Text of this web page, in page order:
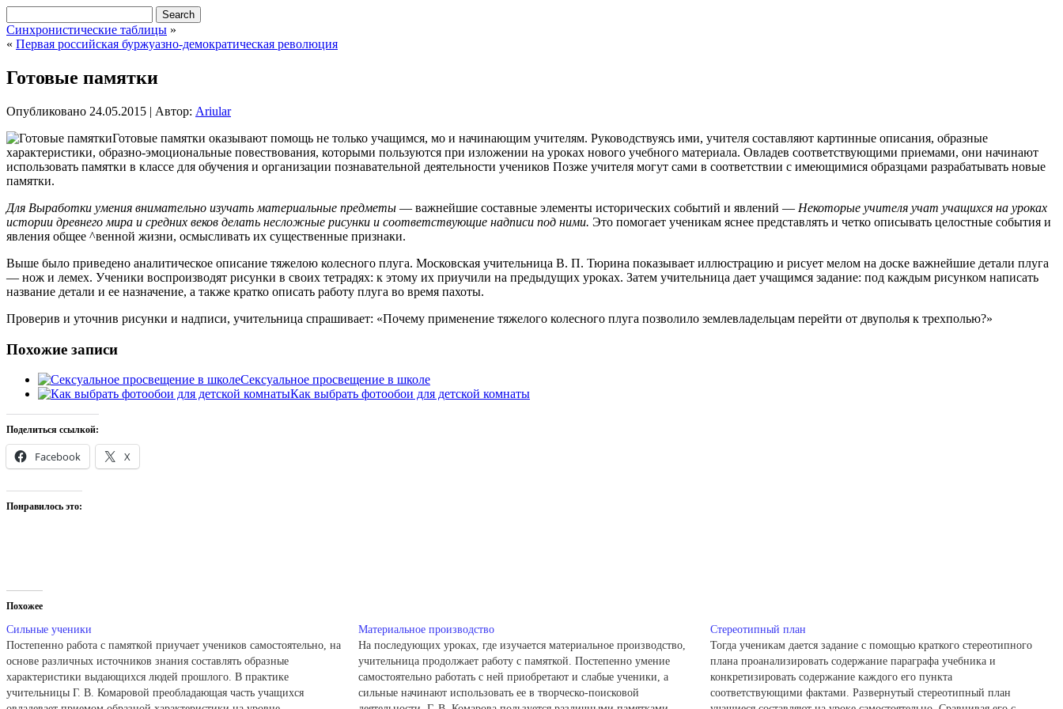
Синхронистические таблицы »
« Первая российская буржуазно-демократическая революция
Готовые памятки
Опубликовано 24.05.2015 | Автор: Ariular
Готовые памятки оказывают помощь не только учащимся, мо и начинающим учителям. Руководствуясь ими, учителя составляют картинные описания, образные
характеристики, образно-эмоциональные повествования, которыми пользуются при изложении на уроках нового учебного материала. Овладев соответствующими приемами, они начинают
использовать памятки в классе для обучения и организации познавательной деятельности учеников Позже учителя могут сами в соответствии с имеющимися образцами разрабатывать новые
памятки.
Для Выработки умения внимательно изучать материальные предметы — важнейшие составные элементы исторических событий и явлений — Некоторые учителя учат учащихся на уроках
истории древнего мира и средних веков делать несложные рисунки и соответствующие надписи под ними. Это помогает ученикам яснее представлять и четко описывать целостные события и
явления общее ^венной жизни, осмысливать их существенные признаки.
Выше было приведено аналитическое описание тяжелою колесного плуга. Московская учительница В. П. Тюрина показывает иллюстрацию и рисует мелом на доске важнейшие детали плуга
— нож и лемех. Ученики воспроизводят рисунки в своих тетрадях: к этому их приучили на предыдущих уроках. Затем учительница дает учащимся задание: под каждым рисунком написать
название детали и ее назначение, а также кратко описать работу плуга во время пахоты.
Проверив и уточнив рисунки и надписи, учительница спрашивает: «Почему применение тяжелого колесного плуга позволило землевладельцам перейти от двуполья к трехполью?»
Похожие записи
Сексуальное просвещение в школе
Как выбрать фотообои для детской комнаты
Поделиться ссылкой:
Facebook X
Понравилось это:
Похожее
Сильные ученики
Постепенно работа с памяткой приучает учеников самостоятельно, на
основе различных источников знания составлять образные
характеристики выдающихся людей прошлого. В практике
учительницы Г. В. Комаровой преобладающая часть учащихся
Материальное производство
На последующих уроках, где изучается материальное производство,
учительница продолжает работу с памяткой. Постепенно умение
самостоятельно работать с ней приобретают и слабые ученики, а
сильные начинают использовать ее в творческо-поисковой
Стереотипный план
Тогда ученикам дается задание с помощью краткого стереотипного
плана проанализировать содержание параграфа учебника и
конкретизировать содержание каждого его пункта
соответствующими фактами. Развернутый стереотипный план